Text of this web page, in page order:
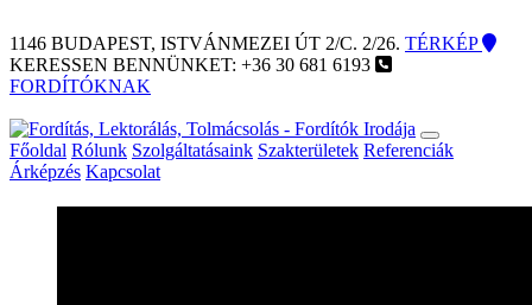
1146 BUDAPEST, ISTVÁNMEZEI ÚT 2/C. 2/26. TÉRKÉP
KERESSEN BENNÜNKET: +36 30 681 6193
FORDÍTÓKNAK
Főoldal Rólunk Szolgáltatásaink Szakterületek Referenciák
Árképzés Kapcsolat